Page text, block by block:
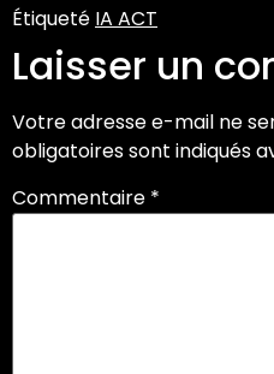
Étiqueté IA ACT
Laisser un
Votre adresse e-mail ne
obligatoires sont indiqués
Commentaire *